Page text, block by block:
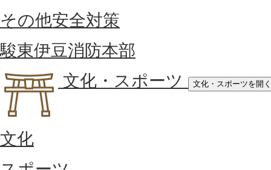
その他安全対策
駿東伊豆消防本部
文化・スポーツ
文化・スポーツを開く
文化